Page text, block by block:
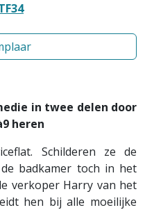
in twee delen door
heren
Schilderen ze de
badkamer toch in het
verkoper Harry van het
hen bij alle moeilijke